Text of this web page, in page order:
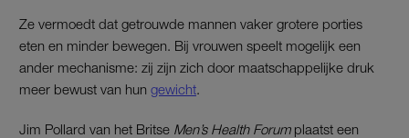
Ze vermoedt dat getrouwde mannen vaker grotere porties
eten en minder bewegen. Bij vrouwen speelt mogelijk een
ander mechanisme: zij zijn zich door maatschappelijke druk
meer bewust van hun gewicht
Jim Pollard van het Britse Men’s Health Forumplaatst een